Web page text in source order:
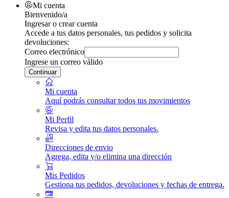
Mi cuenta
Bienvenido/a
Ingresar o crear cuenta
Accede a tus datos personales, tus pedidos y solicita
devoluciones:
Correo electrónico
Ingrese un correo válido
Continuar
Mi cuenta
Aquí podrás consultar todos tus movimientos
Mi Perfil
Revisa y edita tus datos personales.
Direcciones de envio
Agrega, edita y/o elimina una dirección
Mis Pedidos
Gestiona tus pedidos, devoluciones y fechas de entrega.